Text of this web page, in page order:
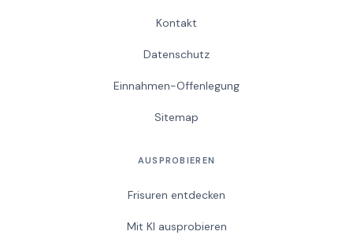
Kontakt
Datenschutz
Einnahmen-Offenlegung
Sitemap
AUSPROBIEREN
Frisuren entdecken
Mit KI ausprobieren